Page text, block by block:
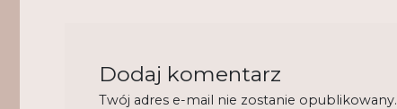
Dodaj komentarz
Twój adres e-mail nie zostanie opublikowany.